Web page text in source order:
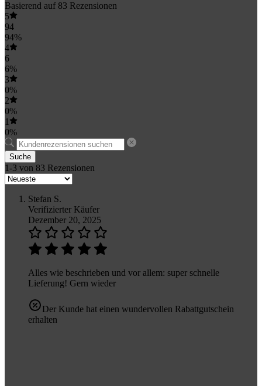
Basierend auf 83 Rezensionen
5
94
94%
4
6
6%
3
0%
2
0%
1
0%
Suche
1-3 von 83 Rezensionen
Stefan S.
Verifizierter Käufer
Dezember 20, 2025
Alles wie beschrieben und vor allem: super schnelle
Lieferung! Gern wieder
Der Kunde hat einen wundervollen Rabattgutschein
erhalten